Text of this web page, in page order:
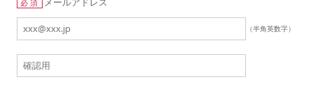
必須
（半角英数字）